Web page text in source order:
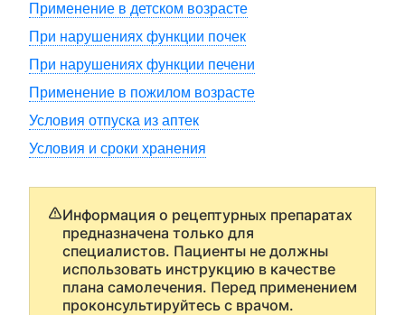
Применение в детском возрасте
При нарушениях функции почек
При нарушениях функции печени
Применение в пожилом возрасте
Условия отпуска из аптек
Условия и сроки хранения
Информация о рецептурных препаратах
предназначена только для
специалистов. Пациенты не должны
использовать инструкцию в качестве
плана самолечения. Перед применением
проконсультируйтесь с врачом.